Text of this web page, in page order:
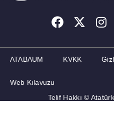
ATABAUM KVKK
Web Kılavuzu
Telif Hakkı ©